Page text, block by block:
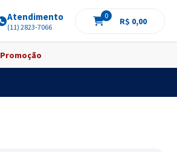
Atendimento
(11) 2823-7066
0
R$ 0,00
Promoção